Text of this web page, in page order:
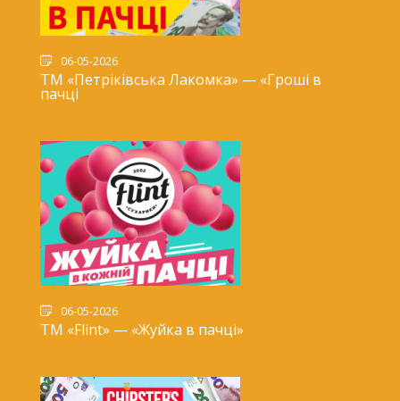
06-05-2026
ТМ «Петріківська Лакомка» — «Гроші в
пачці
06-05-2026
ТМ «Flint» — «Жуйка в пачці»